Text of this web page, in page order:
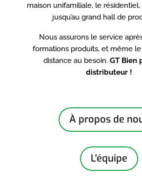
maison unifamiliale, le
jusqu’au grand hall de
Nous assurons le service
formations produits, et même
distance au besoin. GT Bien
distributeur !
À propos de
L'équipe